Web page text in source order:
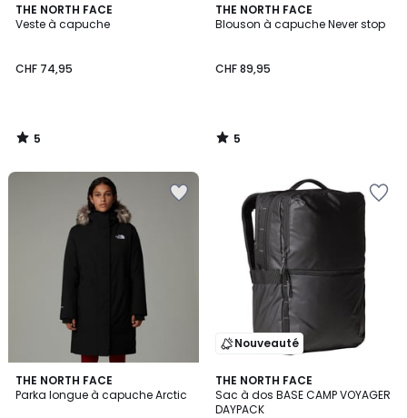
THE NORTH FACE
Veste à capuche
CHF 74,95
5
/
5
/
THE NORTH FACE
Blouson à capuche Never stop
CHF 89,95
5
/
5
/
THE NORTH FACE
Parka longue à capuche Arctic
4,7
/ 5
Nouveauté
THE NORTH FACE
Sac à dos BASE CAMP VOYAGER
DAYPACK
4,8
/ 5